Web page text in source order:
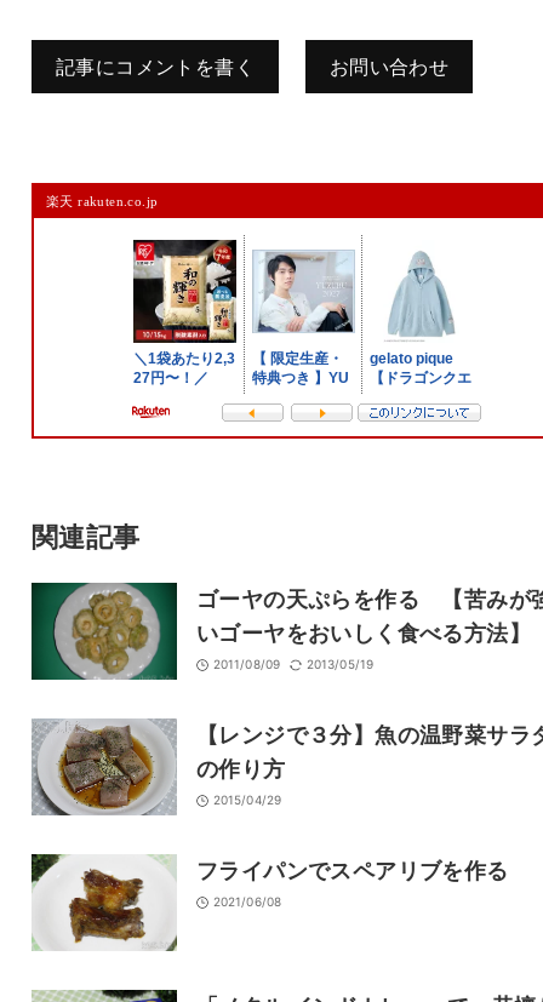
記事にコメントを書く お問い合わせ
メールアドレスは公開されません。
また、コメント欄には、必ず日本語を含めてください（スパム対策）。
サイト
楽天 rakuten.co.jp
関連記事
ゴーヤの天ぷらを作る 【苦みが
いゴーヤをおいしく食べる方法】
2011/08/09 2013/05/19
【レンジで３分】魚の温野菜サラ
の作り方
2015/04/29
フライパンでスペアリブを作る
2021/06/08